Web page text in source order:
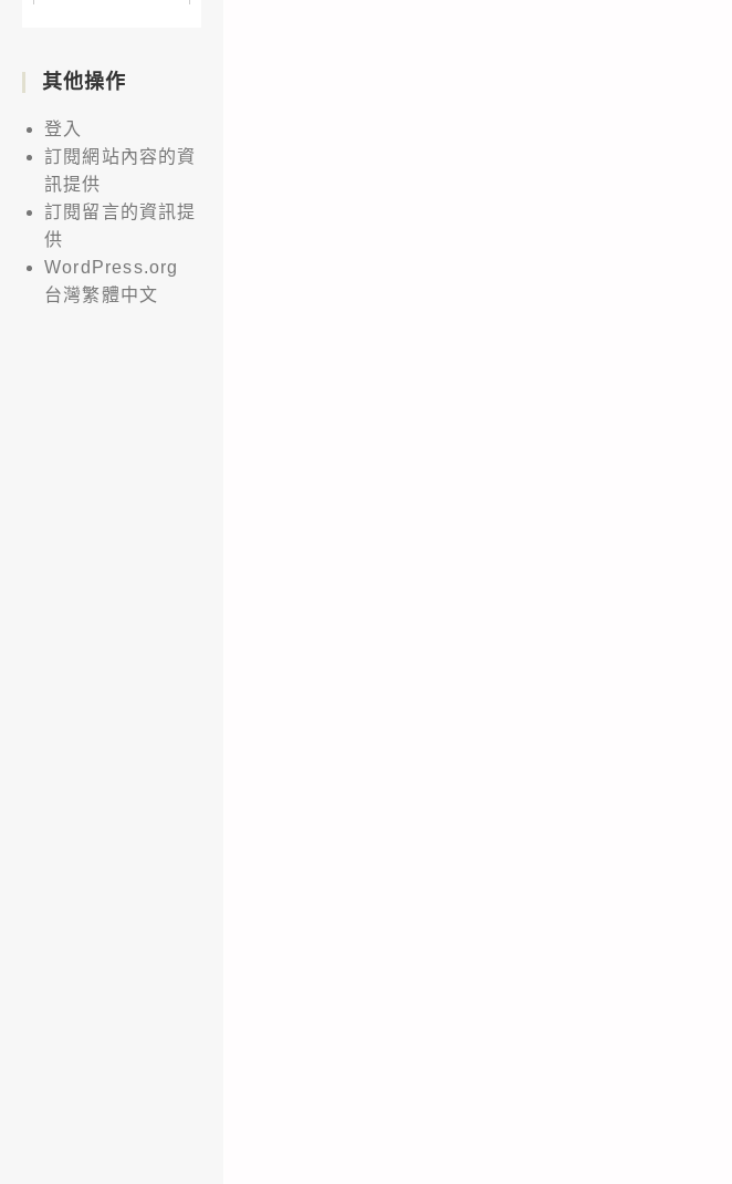
其他操作
登入
訂閱網站內容的資
訊提供
訂閱留言的資訊提
供
WordPress.org
台灣繁體中文